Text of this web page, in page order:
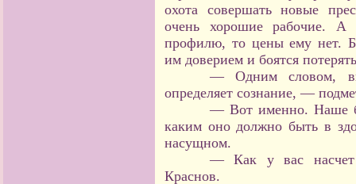
охота совершать новые
очень хорошие рабочие. А
профилю, то цены ему нет.
им доверием и боятся
— Одним словом, вы
определяет сознание, —
— Вот именно. Наше
каким оно должно быть в
насущном.
— Как у вас насчет
Краснов.